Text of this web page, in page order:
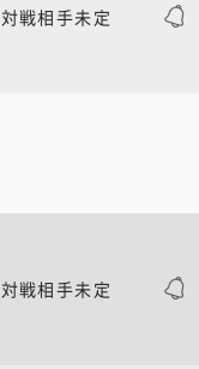
対戦相手未定
対戦相手未定